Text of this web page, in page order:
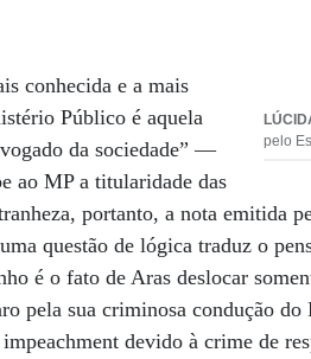
pelo
conhecida e a mais
Público é aquela
da sociedade” —
ao MP a titularidade das
portanto, a nota emitida
questão de lógica traduz o
é o fato de Aras deslocar
pela sua criminosa condução
devido à crime de